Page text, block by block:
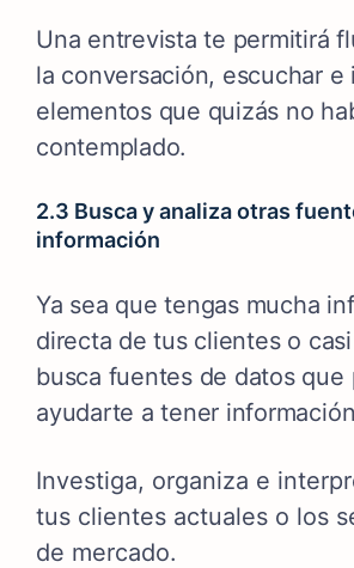
Una entrevista te permitirá
la conversación, escuchar e
elementos que quizás no
contemplado.
2.3 Busca y analiza otras
información
Ya sea que tengas mucha
directa de tus clientes o
busca fuentes de datos que
ayudarte a tener
Investiga, organiza e
tus clientes actuales o los
de mercado.